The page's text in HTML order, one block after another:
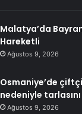
Malatya’da
Hareketli
Ağustos 9, 2026
Osmaniye’de
nedeniyle
Ağustos 9, 2026